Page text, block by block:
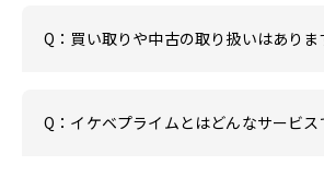
Q：買い取りや中古の取り扱いはありま
Q：イケベプライムとはどんなサービス